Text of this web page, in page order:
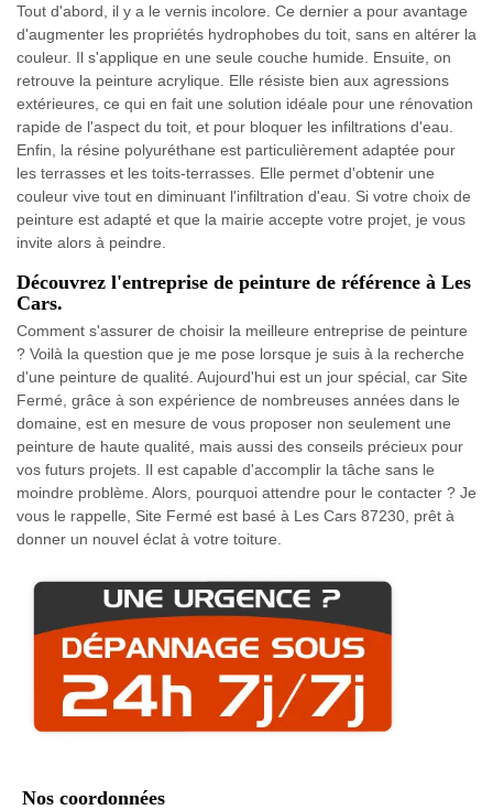
Tout d'abord, il y a le vernis incolore. Ce dernier a pour avantage
d'augmenter les propriétés hydrophobes du toit, sans en altérer la
couleur. Il s'applique en une seule couche humide. Ensuite, on
retrouve la peinture acrylique. Elle résiste bien aux agressions
extérieures, ce qui en fait une solution idéale pour une rénovation
rapide de l'aspect du toit, et pour bloquer les infiltrations d'eau.
Enfin, la résine polyuréthane est particulièrement adaptée pour
les terrasses et les toits-terrasses. Elle permet d'obtenir une
couleur vive tout en diminuant l'infiltration d'eau. Si votre choix de
peinture est adapté et que la mairie accepte votre projet, je vous
invite alors à peindre.
Découvrez l'entreprise de peinture de référence à Les
Cars.
Comment s'assurer de choisir la meilleure entreprise de peinture
? Voilà la question que je me pose lorsque je suis à la recherche
d'une peinture de qualité. Aujourd'hui est un jour spécial, car Site
Fermé, grâce à son expérience de nombreuses années dans le
domaine, est en mesure de vous proposer non seulement une
peinture de haute qualité, mais aussi des conseils précieux pour
vos futurs projets. Il est capable d'accomplir la tâche sans le
moindre problème. Alors, pourquoi attendre pour le contacter ? Je
vous le rappelle, Site Fermé est basé à Les Cars 87230, prêt à
donner un nouvel éclat à votre toiture.
Nos coordonnées